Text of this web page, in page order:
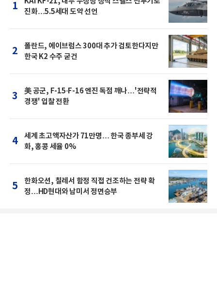
1
진화…5.5세대 도약 선언
2
폴란드, 에이브럼스 300대 추가 검토한다지만
한국 K2 수주 굳건
3
美 공군, F-15·F-16 엔진 독점 깨나…'전략적
경쟁' 입찰 전환
4
세계 초고액자산가 71만명… 한국 종부세 강
화, 홍콩 세율 0%
5
한화오션, 칠레서 함정 직접 건조하는 전략 확
정…HD현대와 남미서 정면승부